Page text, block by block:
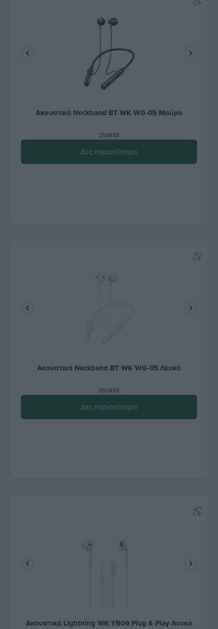
Ακουστικά Neckband BT WK WG-05 Μαύρο
250858
Δες περισσότερα
Ακουστικά Neckband BT WK WG-05 Λευκό
250859
Δες περισσότερα
Ακουστικά Lightning WK ΥΒ09 Plug & Play Λευκό